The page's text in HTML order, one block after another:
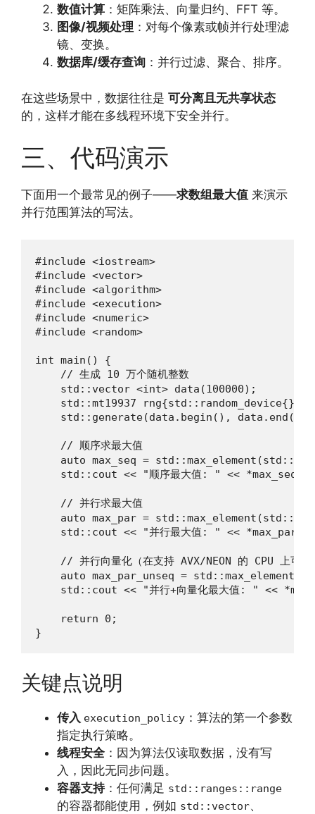
数值计算 ：矩阵乘法、向量归约、FFT 等。
图像/视频处理 ：对每个像素或帧并行处理滤
镜、变换。
数据库/缓存查询 ：并行过滤、聚合、排序。
在这些场景中，数据往往是 可分离且无共享状态
的，这样才能在多线程环境下安全并行。
三、代码演示
下面用一个最常见的例子——求数组最大值 来演示
并行范围算法的写法。
#include <iostream>
#include <vector>
#include <algorithm>
#include <execution>
#include <numeric>
#include <random>
int main() {
    // 生成 10 万个随机整数
    std::vector <int> data(100000);
std::mt19937
std::generate(data.begin(), data.end(),
    // 顺序求最大值
auto max_seq =
std::cout << "顺序最大值: " << *max_seq
    // 并行求最大值
auto max_par =
std::cout << "并行最大值: " << *max_par
// 并行向量化（在支持 AVX/NEON 的 CPU 上可加
auto max_par_unseq =
std::cout << "并行+向量化最大值: " <<
    return 0;
}
关键点说明
传入 execution_policy ：算法的第一个参数
指定执行策略。
线程安全：因为算法仅读取数据，没有写
入，因此无同步问题。
容器支持：任何满足 std::ranges::range
的容器都能使用，例如 std::vector、